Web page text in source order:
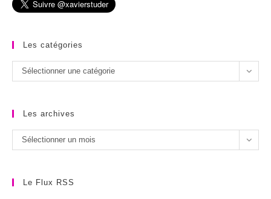
Les catégories
Les
catégories
Sélectionner une catégorie
Les archives
Les
archives
Sélectionner un mois
Le Flux RSS